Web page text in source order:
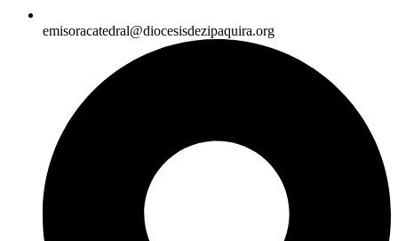
emisoracatedral@diocesisdezipaquira.org